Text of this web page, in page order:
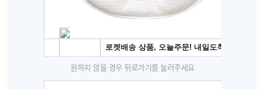
원하지 않을 경우 뒤로가기를 눌러주세요